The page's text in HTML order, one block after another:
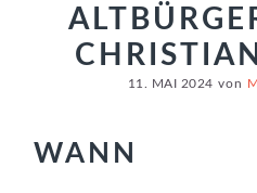
11. MAI 2024 von
WANN